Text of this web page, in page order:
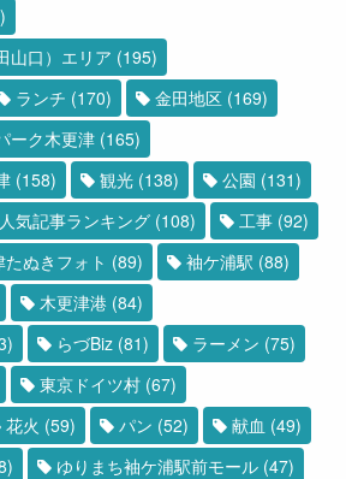
山口）エリア (195)
ランチ (170) 金田地区 (169)
ーク木更津 (165)
(158) 観光 (138) 公園 (131)
人気記事ランキング (108) 工事 (92)
たぬきフォト (89) 袖ケ浦駅 (88)
木更津港 (84)
らづBiz (81) ラーメン (75)
東京ドイツ村 (67)
花火 (59) パン (52) 献血 (49)
ゆりまち袖ケ浦駅前モール (47)